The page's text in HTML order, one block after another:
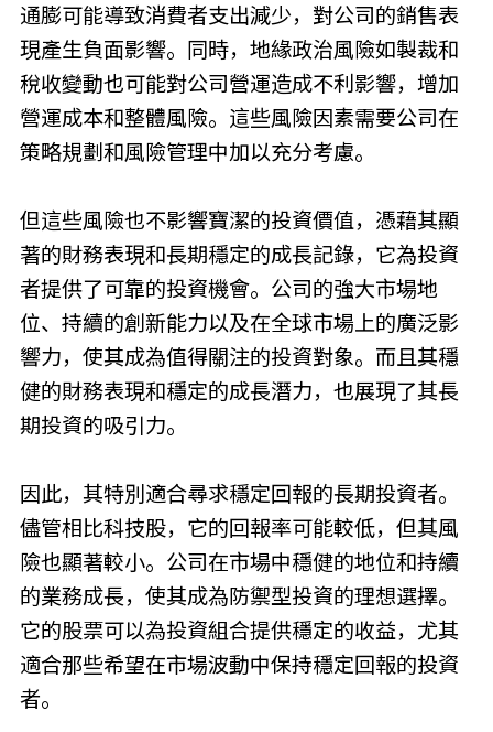
通膨可能導致消費者支出減少，對公司的銷售表
現產生負面影響。同時，地緣政治風險如製裁和
稅收變動也可能對公司營運造成不利影響，增加
營運成本和整體風險。這些風險因素需要公司在
策略規劃和風險管理中加以充分考慮。
但這些風險也不影響寶潔的投資價值，憑藉其顯
著的財務表現和長期穩定的成長記錄，它為投資
者提供了可靠的投資機會。公司的強大市場地
位、持續的創新能力以及在全球市場上的廣泛影
響力，使其成為值得關注的投資對象。而且其穩
健的財務表現和穩定的成長潛力，也展現了其長
期投資的吸引力。
因此，其特別適合尋求穩定回報的長期投資者。
儘管相比科技股，它的回報率可能較低，但其風
險也顯著較小。公司在市場中穩健的地位和持續
的業務成長，使其成為防禦型投資的理想選擇。
它的股票可以為投資組合提供穩定的收益，尤其
適合那些希望在市場波動中保持穩定回報的投資
者。